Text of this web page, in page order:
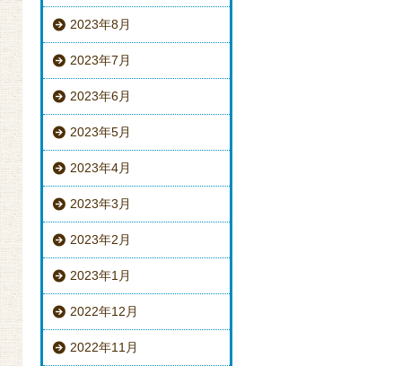
2023年8月
2023年7月
2023年6月
2023年5月
2023年4月
2023年3月
2023年2月
2023年1月
2022年12月
2022年11月